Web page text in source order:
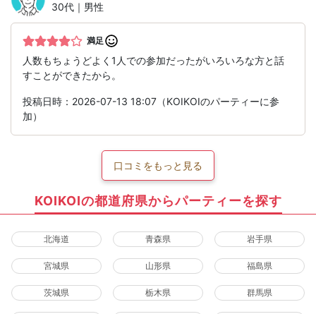
30代｜男性
満足
人数もちょうどよく1人での参加だったがいろいろな方と話
すことができたから。
投稿日時：2026-07-13 18:07（KOIKOIのパーティーに参
加）
口コミをもっと見る
KOIKOIの都道府県からパーティーを探す
北海道 青森県 岩手県
宮城県 山形県 福島県
茨城県 栃木県 群馬県